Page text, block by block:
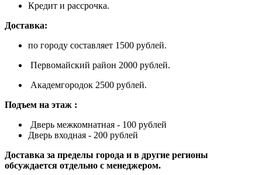
Кредит и рассрочка.
Доставка:
по городу составляет 1500 рублей.
Первомайский район 2000 рублей.
Академгородок 2500 рублей.
Подъем на этаж :
Дверь межкомнатная - 100 рублей
Дверь входная - 200 рублей
Доставка за пределы города и в другие регионы
обсуждается отдельно с менеджером.